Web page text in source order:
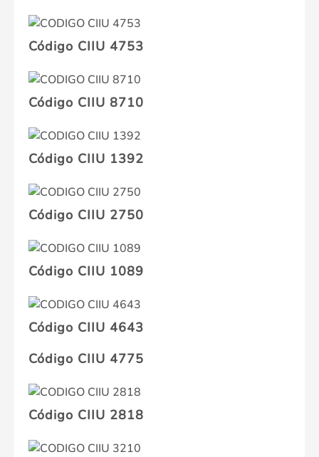
Código CIIU 4753
Código CIIU 8710
Código CIIU 1392
Código CIIU 2750
Código CIIU 1089
Código CIIU 4643
Código CIIU 4775
Código CIIU 2818